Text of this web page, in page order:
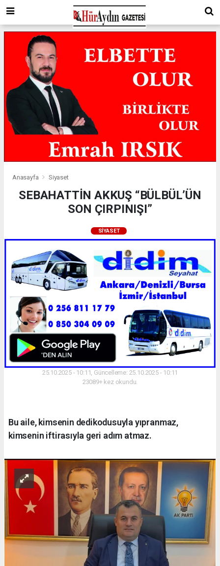
Anasayfa Siyaset
SEBAHATTİN AKKUŞ “BÜLBÜL’ÜN
SON ÇIRPINIŞI”
SIYASET
25.10.2025 - 10:11, Güncelleme: 25.10.2025 - 10:11
23089+ kez okundu.
Bu aile, kimsenin dedikodusuyla yıpranmaz,
kimsenin iftirasıyla geri adım atmaz.